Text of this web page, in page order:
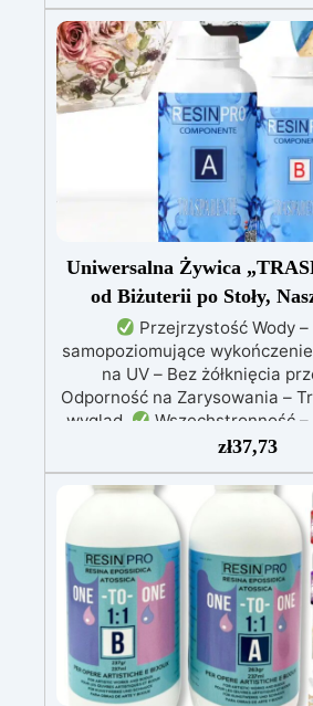
żółknięcie dzięki filtrom UV i
mechanicznej.
Niska
pęcherzyki powietrza i
wykończenie.
Bezpieczna i
wolna od BPA/VOC,
długotrwałego kontaktu
Uniwersalna Żywica
od Biżuterii po Stoły,
Przejrzystość Wody
samopoziomujące
na UV – Bez żółknięcia
Odporność na Zarysowania –
wygląd.
Wszechstronność –
mm–2 cm), powłok, biżuterii,
sztuki.
Łatwość Użycia –
pęcherzyków powietrza.
Wyniki – Idealna do
zaawansowanych
zł37,73